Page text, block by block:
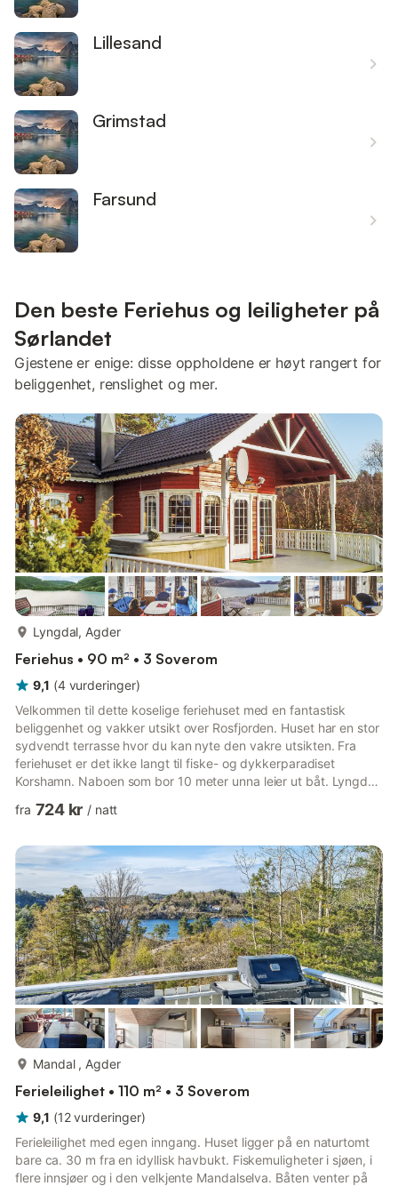
Lillesand
Grimstad
Farsund
Den beste Feriehus og leiligheter på
Sørlandet
Gjestene er enige: disse oppholdene er høyt rangert for
beliggenhet, renslighet og mer.
Lyngdal, Agder
Feriehus • 90 m² • 3 Soverom
9,1 (4 vurderinger)
Velkommen til dette koselige feriehuset med en fantastisk
beliggenhet og vakker utsikt over Rosfjorden. Huset har en stor
sydvendt terrasse hvor du kan nyte den vakre utsikten. Fra
feriehuset er det ikke langt til fiske- og dykkerparadiset
Korshamn. Naboen som bor 10 meter unna leier ut båt. Lyngdal
du butikker, restauranter og Badeland Sørlandsbadet, som er
feriehuset kan ikke benyttes.
fra 724 kr / natt
Mandal , Agder
Ferieleilighet • 110 m² • 3 Soverom
9,1 (12 vurderinger)
Ferieleilighet med egen inngang. Huset ligger på en naturtomt
bare ca. 30 m fra en idyllisk havbukt. Fiskemuligheter i sjøen, i
flere innsjøer og i den velkjente Mandalselva. Båten venter på